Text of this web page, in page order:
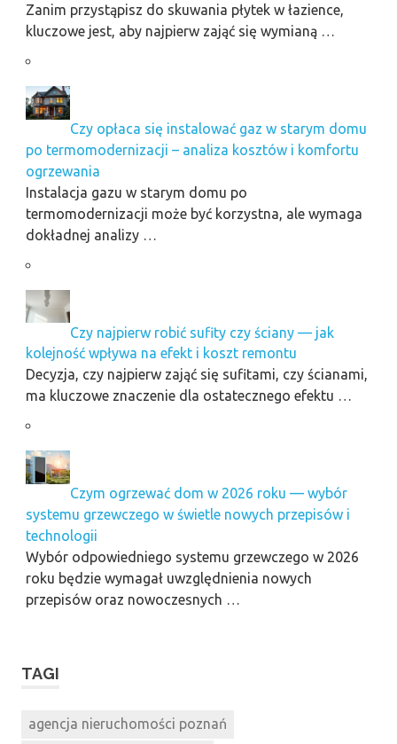
Zanim przystąpisz do skuwania płytek w łazience,
kluczowe jest, aby najpierw zająć się wymianą …
Czy opłaca się instalować gaz w starym domu
po termomodernizacji – analiza kosztów i komfortu
ogrzewania
Instalacja gazu w starym domu po
termomodernizacji może być korzystna, ale wymaga
dokładnej analizy …
Czy najpierw robić sufity czy ściany — jak
kolejność wpływa na efekt i koszt remontu
Decyzja, czy najpierw zająć się sufitami, czy ścianami,
ma kluczowe znaczenie dla ostatecznego efektu …
Czym ogrzewać dom w 2026 roku — wybór
systemu grzewczego w świetle nowych przepisów i
technologii
Wybór odpowiedniego systemu grzewczego w 2026
roku będzie wymagał uwzględnienia nowych
przepisów oraz nowoczesnych …
TAGI
agencja nieruchomości poznań